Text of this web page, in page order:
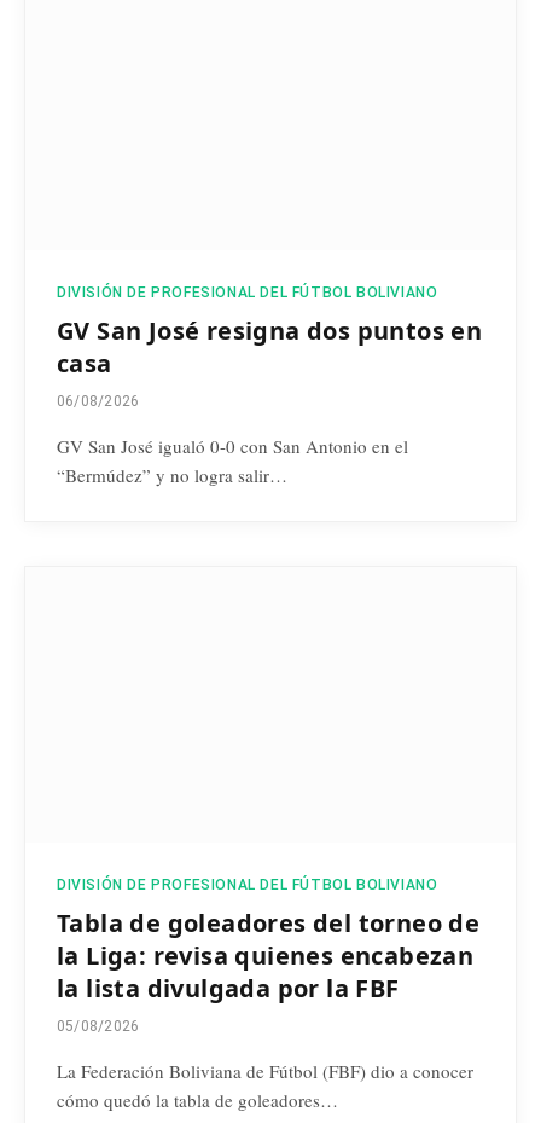
DIVISIÓN DE PROFESIONAL DEL FÚTBOL BOLIVIANO
GV San José resigna dos puntos en
casa
06/08/2026
GV San José igualó 0-0 con San Antonio en el
“Bermúdez” y no logra salir…
DIVISIÓN DE PROFESIONAL DEL FÚTBOL BOLIVIANO
Tabla de goleadores del torneo de
la Liga: revisa quienes encabezan
la lista divulgada por la FBF
05/08/2026
La Federación Boliviana de Fútbol (FBF) dio a conocer
cómo quedó la tabla de goleadores…